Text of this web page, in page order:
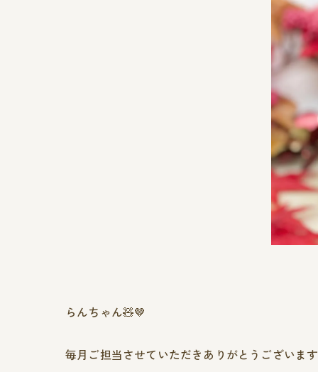
らんちゃん🧸🤎
毎月ご担当させていただきありがとうございま